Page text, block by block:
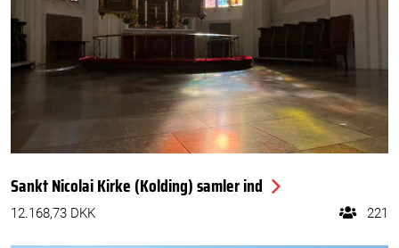
Sankt Nicolai Kirke (Kolding) samler ind
12.168,73 DKK 221